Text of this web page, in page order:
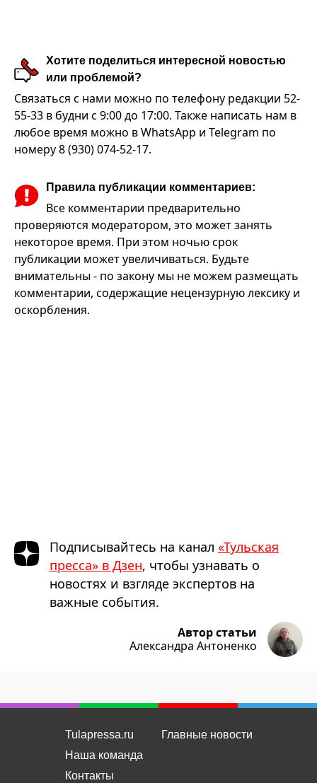
Хотите поделиться интересной новостью
или проблемой?
Связаться с нами можно по телефону редакции 52-
55-33 в будни с 9:00 до 17:00. Также написать нам в
любое время можно в WhatsApp и Telegram по
номеру 8 (930) 074-52-17.
Правила публикации комментариев:
Все комментарии предварительно
проверяются модератором, это может занять
некоторое время. При этом ночью срок
публикации может увеличиваться. Будьте
внимательны - по закону мы не можем размещать
комментарии, содержащие нецензурную лексику и
оскорбления.
Подписывайтесь на канал «Тульская
пресса» в Дзен, чтобы узнавать о
новостях и взгляде экспертов на
важные события.
Автор статьи
Александра Антоненко
Tulapressa.ru
Наша команда
Контакты
Главные новости